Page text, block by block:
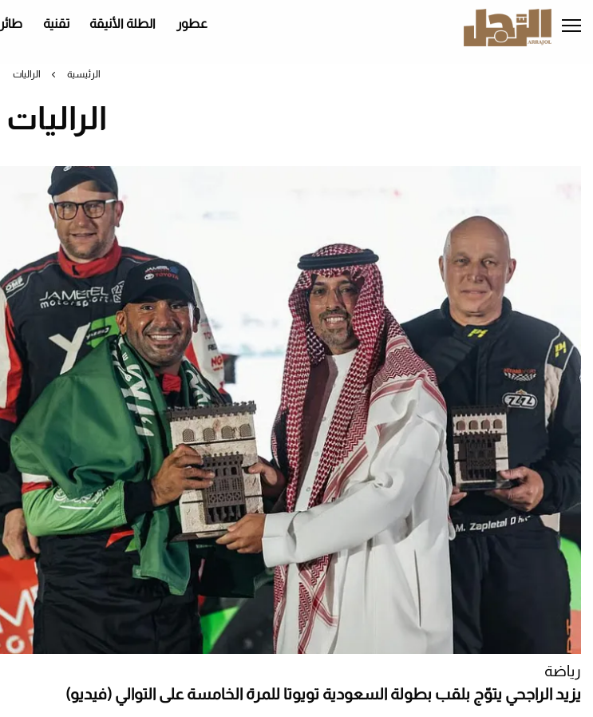
إلى
المحتوى
عطور الطلة الأنيقة تقنية
الرئيسية الراليات
الراليات
رياضة
يزيد الراجحي يتوّج بلقب بطولة السعودية تويوتا للمرة الخامسة على التوالي (فيديو)